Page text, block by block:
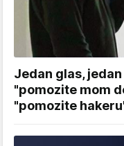
Jedan glas,
"pomozite mom
"pomozite